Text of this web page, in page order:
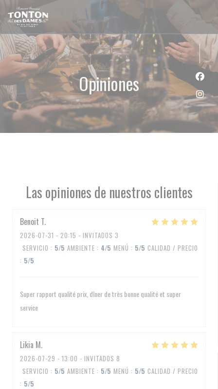
Personalización de sus opciones de cookies
Opiniones
Las opiniones de nuestros clientes
Benoit T
2026-07-31 - 20:15 - INVITADOS 3
SERVICIO : 5/5 AMBIENTE : 4/5 MENÚ : 5/5 CALIDAD / PRECIO
: 5/5
Super rapport qualité prix, dîner de très bonne qualité et super
service
Likia M
2026-07-29 - 13:00 - INVITADOS 8
SERVICIO : 5/5 AMBIENTE : 5/5 MENÚ : 5/5 CALIDAD / PRECIO
: 5/5